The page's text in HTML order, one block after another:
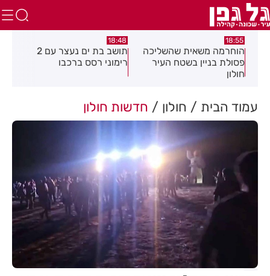
18:55
הוחרמה משאית שהשליכה
פסולת בניין בשטח העיר
חולון
18:48
תושב בת ים נעצר עם 2
רימוני רסס ברכבו
עמוד הבית חולון חדשות חולון